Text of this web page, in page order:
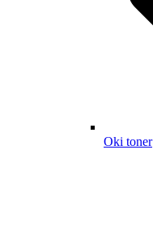
Oki toner